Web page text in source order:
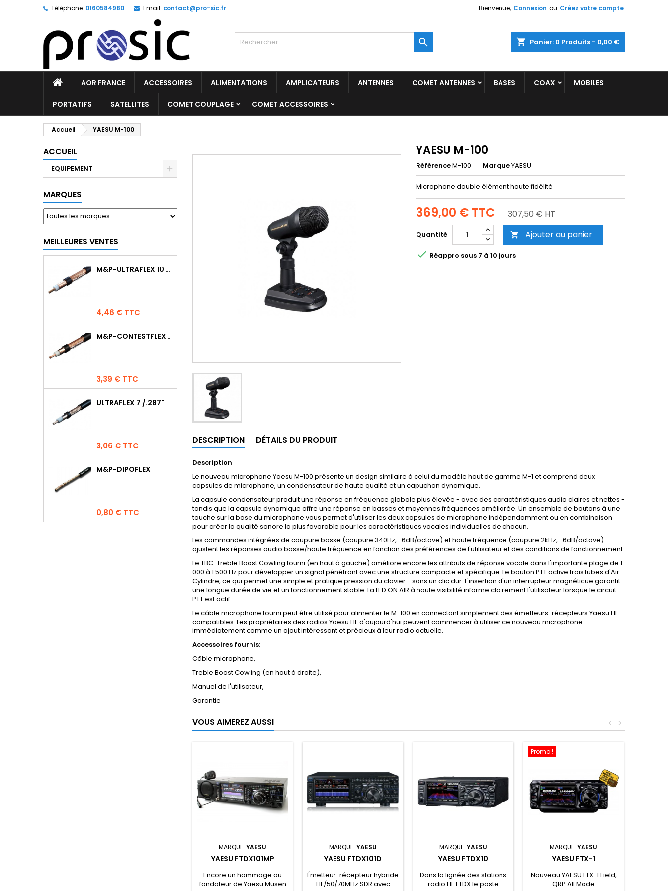
Téléphone: 0160584980 Email: contact@pro-sic.fr Bienvenue, Connexion ou Créez votre compte
shopping_cart Panier: 0 Produits - 0,00 €

AOR FRANCE ACCESSOIRES ALIMENTATIONS AMPLICATEURS ANTENNES COMET ANTENNES BASES COAX MOBILES
PORTATIFS SATELLITES COMET COUPLAGE COMET ACCESSOIRES
Accueil YAESU M-100
ACCUEIL
EQUIPEMENT
MARQUES
MEILLEURES VENTES
M&P-ULTRAFLEX 10 COMPETITION
Prix
4,46 € TTC
M&P-CONTESTFLEX10
Prix
3,39 € TTC
ULTRAFLEX 7 /.287"
Prix
3,06 € TTC
M&P-DIPOFLEX
Prix
0,80 € TTC
YAESU M-100
RéférenceM-100 MarqueYAESU
Microphone double élément haute fidélité
369,00 € TTC 307,50 € HT
Quantité  Ajouter au panier
 Réappro sous 7 à 10 jours
DESCRIPTION DÉTAILS DU PRODUIT
Description
Le nouveau microphone Yaesu M-100 présente un design similaire à celui du modèle haut de gamme M-1 et comprend deux
capsules de microphone, un condensateur de haute qualité et un capuchon dynamique.
La capsule condensateur produit une réponse en fréquence globale plus élevée - avec des caractéristiques audio claires et nettes -
tandis que la capsule dynamique offre une réponse en basses et moyennes fréquences améliorée. Un ensemble de boutons à une
touche sur la base du microphone vous permet d'utiliser les deux capsules de microphone indépendamment ou en combinaison
pour créer la qualité sonore la plus favorable pour les caractéristiques vocales individuelles de chacun.
Les commandes intégrées de coupure basse (coupure 340Hz, -6dB/octave) et haute fréquence (coupure 2kHz, -6dB/octave)
ajustent les réponses audio basse/haute fréquence en fonction des préférences de l'utilisateur et des conditions de fonctionnement.
Le TBC-Treble Boost Cowling fourni (en haut à gauche) améliore encore les attributs de réponse vocale dans l'importante plage de 1
000 à 1 500 Hz pour développer un signal pénétrant avec une structure compacte et spécifique. Le bouton PTT active trois tubes d'Air-
Cylindre, ce qui permet une simple et pratique pression du clavier - sans un clic dur. L'insertion d'un interrupteur magnétique garantit
une longue durée de vie et un fonctionnement stable. La LED ON AIR à haute visibilité informe clairement l'utilisateur lorsque le circuit
PTT est actif.
Le câble microphone fourni peut être utilisé pour alimenter le M-100 en connectant simplement des émetteurs-récepteurs Yaesu HF
compatibles. Les propriétaires des radios Yaesu HF d'aujourd'hui peuvent commencer à utiliser ce nouveau microphone
immédiatement comme un ajout intéressant et précieux à leur radio actuelle.
Accessoires fournis:
Câble microphone,
Treble Boost Cowling (en haut à droite),
Manuel de l'utilisateur,
Garantie
VOUS AIMEREZ AUSSI >
<
MARQUE: YAESU
YAESU FTDX101MP
Encore un hommage au
fondateur de Yaesu Musen
MARQUE: YAESU
YAESU FTDX101D
Émetteur-récepteur hybride
HF/50/70MHz SDR avec
MARQUE: YAESU
YAESU FTDX10
Dans la lignée des stations
radio HF FTDX le poste
Promo !
MARQUE: YAESU
YAESU FTX-1
Nouveau YAESU FTX-1 Field,
QRP All Mode